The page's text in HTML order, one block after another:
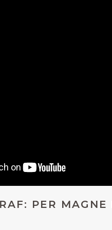
PER MAGNE